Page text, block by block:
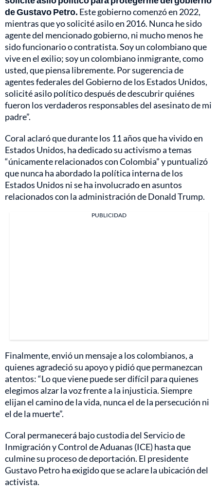
de Gustavo Petro. Este gobierno comenzó en 2022,
mientras que yo solicité asilo en 2016. Nunca he sido
agente del mencionado gobierno, ni mucho menos he
sido funcionario o contratista. Soy un colombiano que
vive en el exilio; soy un colombiano inmigrante, como
usted, que piensa libremente. Por sugerencia de
agentes federales del Gobierno de los Estados Unidos,
solicité asilo político después de descubrir quiénes
fueron los verdaderos responsables del asesinato de mi
padre”.
Coral aclaró que durante los 11 años que ha vivido en
Estados Unidos, ha dedicado su activismo a temas
“únicamente relacionados con Colombia” y puntualizó
que nunca ha abordado la política interna de los
Estados Unidos ni se ha involucrado en asuntos
relacionados con la administración de Donald Trump.
PUBLICIDAD
Finalmente, envió un mensaje a los colombianos, a
quienes agradeció su apoyo y pidió que permanezcan
atentos: “Lo que viene puede ser difícil para quienes
elegimos alzar la voz frente a la injusticia. Siempre
elijan el camino de la vida, nunca el de la persecución ni
el de la muerte”.
Coral permanecerá bajo custodia del Servicio de
Inmigración y Control de Aduanas (ICE) hasta que
culmine su proceso de deportación. El presidente
Gustavo Petro ha exigido que se aclare la ubicación del
activista.